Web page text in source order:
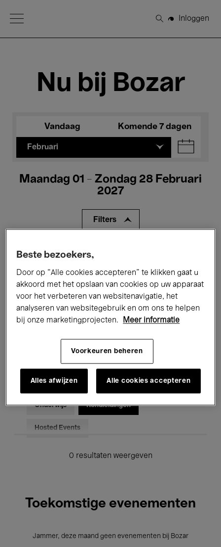
Open Menu
Zoeken
Inloggen
Nu bij Bozar
Vandaag Komende 7 dagen
Februari
Maandag 01 - Zondag 28 Februari
2027
Filters
Alle evenementen
Tentoonstellingen Films
Performances Lezingen & Debatten
Jazz Klassieke Muziek Global Music
Voor iedereen Kids’ Palace
Onderwijs Rondleidingen
Hosted Events
0 resultaten weergeven
Toekomstige evenementen
Jammer, deze maand geen evenementen bij Bozar
Beste bezoekers,
Door op “Alle cookies accepteren” te klikken gaat u
akkoord met het opslaan van cookies op uw apparaat
voor het verbeteren van websitenavigatie, het
analyseren van websitegebruik en om ons te helpen
bij onze marketingprojecten.
Meer informatie
Voorkeuren beheren
Alles afwijzen Alle cookies accepteren